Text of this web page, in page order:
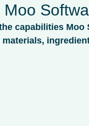
capabilities